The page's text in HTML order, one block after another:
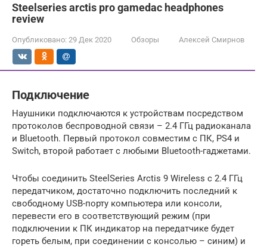
Steelseries arctis pro gamedac headphones
review
Опубликовано: 29 Дек 2020 Обзоры Алексей Смирнов
Подключение
Наушники подключаются к устройствам посредством
протоколов беспроводной связи – 2.4 ГГц радиоканала
и Bluetooth. Первый протокол совместим с ПК, PS4 и
Switch, второй работает с любыми Bluetooth-гаджетами.
Чтобы соединить SteelSeries Arctis 9 Wireless с 2.4 ГГц
передатчиком, достаточно подключить последний к
свободному USB-порту компьютера или консоли,
перевести его в соответствующий режим (при
подключении к ПК индикатор на передатчике будет
гореть белым, при соединении с консолью – синим) и